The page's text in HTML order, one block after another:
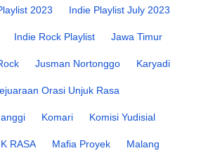
2023 Indie Playlist July 2023
Indie Rock Playlist Jawa Timur
Jusman Nortonggo Karyadi
Orasi Unjuk Rasa
Komari Komisi Yudisial
RASA Mafia Proyek Malang